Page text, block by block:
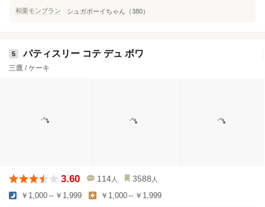
和栗モンブラン シュガボーイちゃん（380）
5 パティスリー コテ デュ ボワ
三鷹 / ケーキ
3.60 114 人 3588 人
￥1,000～￥1,999 ￥1,000～￥1,999